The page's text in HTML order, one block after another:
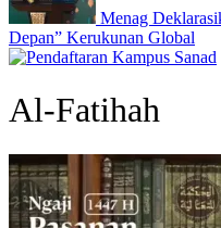
Menag
Depan” Kerukunan Global
Al-Fatihah